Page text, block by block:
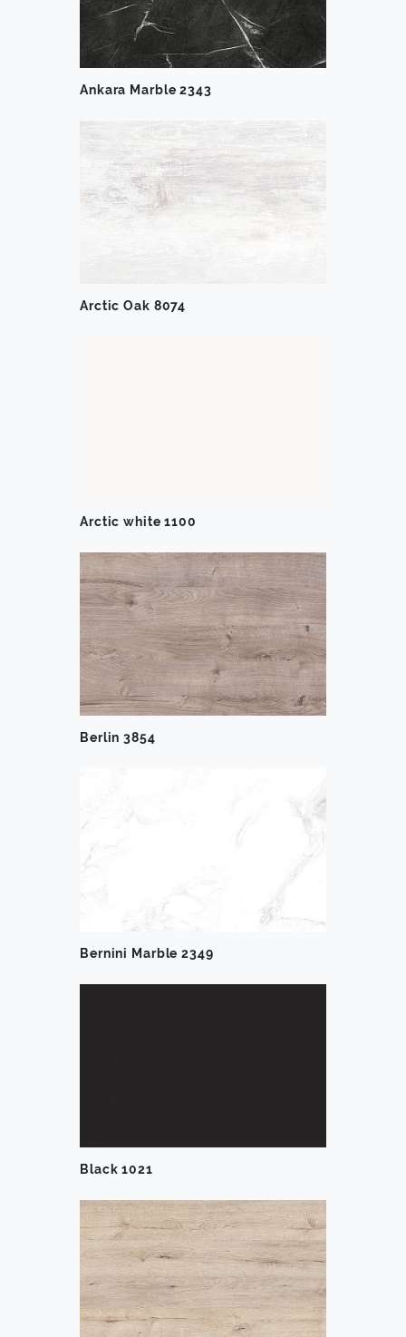
Ankara Marble 2343
Arctic Oak 8074
Arctic white 1100
Berlin 3854
Bernini Marble 2349
Black 1021